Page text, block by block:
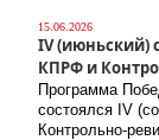
15.06.2026
IV (июньский)
КПРФ и
Программа
состоялся IV
Контрольно-